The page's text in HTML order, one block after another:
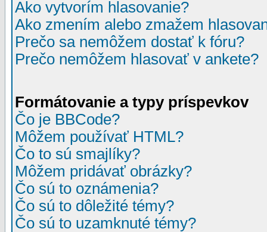
Ako vytvorím hlasovanie?
Ako zmením alebo zmažem
Prečo sa nemôžem dostať k fóru?
Prečo nemôžem hlasovať v ankete?
Formátovanie a typy príspevkov
Čo je BBCode?
Môžem používať HTML?
Čo to sú smajlíky?
Môžem pridávať obrázky?
Čo sú to oznámenia?
Čo sú to dôležité témy?
Čo sú to uzamknuté témy?